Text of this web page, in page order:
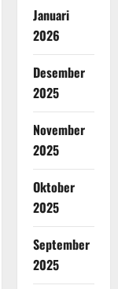
Januari
2026
Desember
2025
November
2025
Oktober
2025
September
2025